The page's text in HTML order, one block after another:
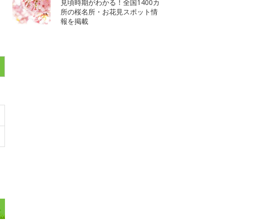
見頃時期がわかる！全国1400カ
所の桜名所・お花見スポット情
報を掲載